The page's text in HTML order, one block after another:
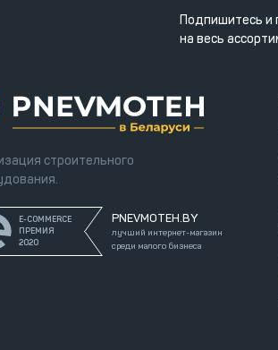
Подпишитесь и
на весь
строительного
E-COMMERCE
ПРЕМИЯ
2020
PNEVMOTEH.BY
лучший интернет-магазин
среди малого бизнеса